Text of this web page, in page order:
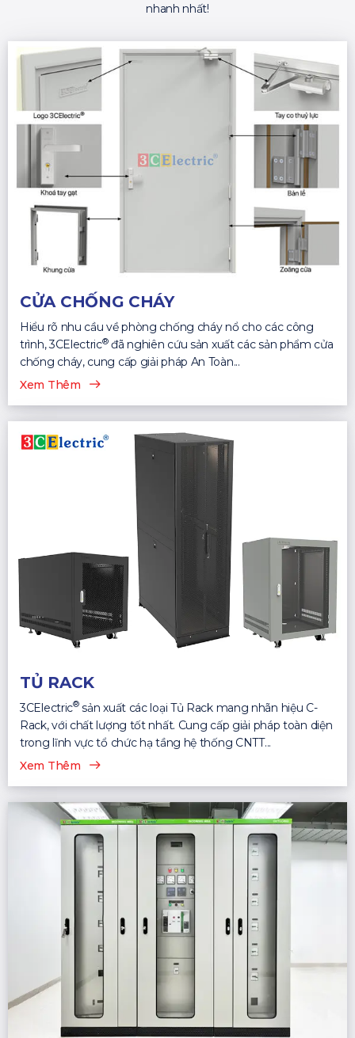
nhanh nhất!
CỬA CHỐNG CHÁY
Hiểu rõ nhu cầu về phòng chống cháy nổ cho các công
trình, 3CElectric®đã nghiên cứu sản xuất các sản phẩm cửa
chống cháy, cung cấp giải pháp An Toàn...
Xem Thêm
TỦ RACK
3CElectric®sản xuất các loại Tủ Rack mang nhãn hiệu C-
Rack, với chất lượng tốt nhất. Cung cấp giải pháp toàn diện
trong lĩnh vực tổ chức hạ tầng hệ thống CNTT...
Xem Thêm